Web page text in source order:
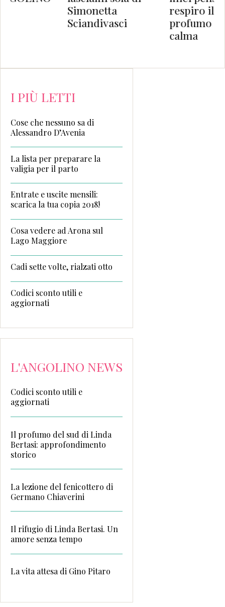
respiro il
profumo della
#9
I PIÙ LETTI
Cose che nessuno sa di
Alessandro D’Avenia
La lista per preparare la
valigia per il parto
Entrate e uscite mensili:
scarica la tua copia 2018!
Cosa vedere ad Arona sul
Lago Maggiore
Cadi sette volte, rialzati otto
Codici sconto utili e
aggiornati
L'ANGOLINO NEWS
Codici sconto utili e
aggiornati
Il profumo del sud di Linda
Bertasi: approfondimento
storico
La lezione del fenicottero di
Germano Chiaverini
Il rifugio di Linda Bertasi. Un
amore senza tempo
La vita attesa di Gino Pitaro